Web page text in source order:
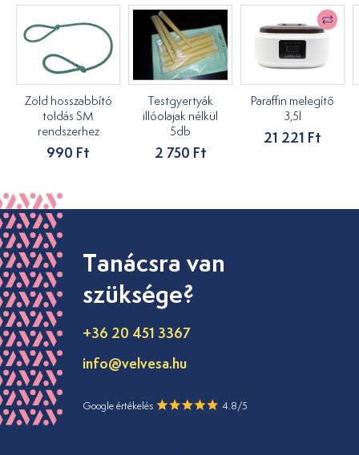
Zöld hosszabbító
toldás SM
rendszerhez
990 Ft
Testgyertyák
illóolajak nélkül
5db
2 750 Ft
Paraffin melegítő
3,5l
21 221 Ft
Tanácsra van
szüksége?
+36 20 451 3367
info@velvesa.hu
Google értékelés 4.8/5